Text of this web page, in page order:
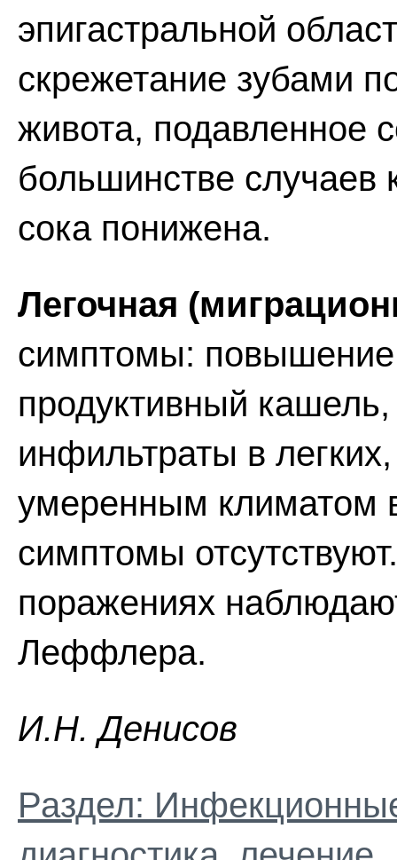
эпигастральной
скрежетание зубами
живота, подавленное
большинстве случаев
сока понижена.
Легочная
симптомы: повышение
продуктивный
инфильтраты в
умеренным климатом
симптомы
поражениях
Леффлера.
И.H. Дeниcoв
Раздел: